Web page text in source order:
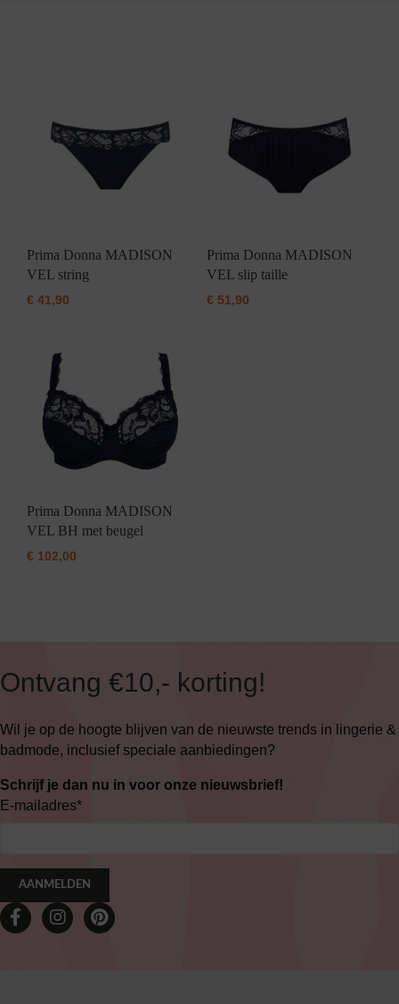
Prima Donna MADISON
VEL string
€ 41,90
Prima Donna MADISON
VEL slip taille
€51,90
Prima Donna MADISON
VEL BH met beugel
€ 102,00
Ontvang €10,- korting!
Wil je op de hoogte blijven van de nieuwste trends in lingerie &
badmode, inclusief speciale aanbiedingen?
Schrijf je dan nu in voor onze nieuwsbrief!
E-mailadres*
AANMELDEN